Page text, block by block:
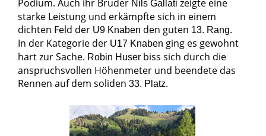
Podium. Auch ihr Bruder Nils Gallati zeigte eine
starke Leistung und erkämpfte sich in einem
dichten Feld der U9 Knaben den guten 13. Rang.
In der Kategorie der U17 Knaben ging es gewohnt
hart zur Sache. Robin Huser biss sich durch die
anspruchsvollen Höhenmeter und beendete das
Rennen auf dem soliden 33. Platz.